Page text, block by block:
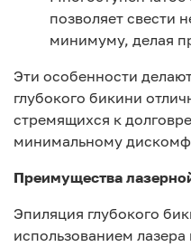
позволяет свести
минимуму, делая
Эти особенности
глубокого бикини
стремящихся к
минимальному
Преимущества
Эпиляция глубокого
использованием